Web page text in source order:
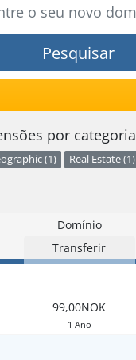
Pesquisar
por categoria
(1) Real Estate (1)
Domínio
Transferir
99,00NOK
1 Ano